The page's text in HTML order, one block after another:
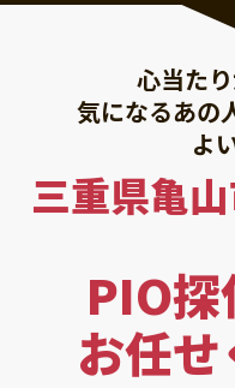
心当たり
気になるあの
よ
三重県亀
PIO
お任せ